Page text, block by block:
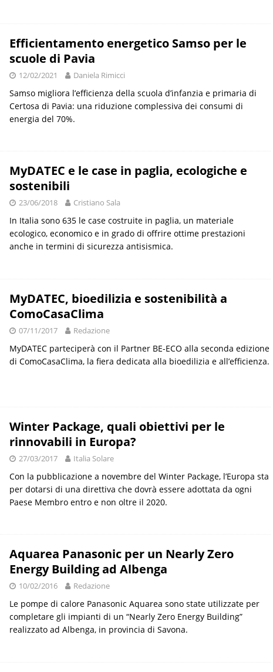
Efficientamento energetico Samso per le
scuole di Pavia
12/02/2021 Daniela Rimicci
Samso migliora l’efficienza della scuola d’infanzia e primaria di
Certosa di Pavia: una riduzione complessiva dei consumi di
energia del 70%.
MyDATEC e le case in paglia, ecologiche e
sostenibili
23/06/2018 Cristiano Sala
In Italia sono 635 le case costruite in paglia, un materiale
ecologico, economico e in grado di offrire ottime prestazioni
anche in termini di sicurezza antisismica.
MyDATEC, bioedilizia e sostenibilità a
ComoCasaClima
07/11/2017 Redazione
MyDATEC parteciperà con il Partner BE-ECO alla seconda edizione
di ComoCasaClima, la fiera dedicata alla bioedilizia e all’efficienza.
Winter Package, quali obiettivi per le
rinnovabili in Europa?
27/03/2017 Italia Solare
Con la pubblicazione a novembre del Winter Package, l’Europa sta
per dotarsi di una direttiva che dovrà essere adottata da ogni
Paese Membro entro e non oltre il 2020.
Aquarea Panasonic per un Nearly Zero
Energy Building ad Albenga
10/02/2016 Redazione
Le pompe di calore Panasonic Aquarea sono state utilizzate per
completare gli impianti di un “Nearly Zero Energy Building”
realizzato ad Albenga, in provincia di Savona.